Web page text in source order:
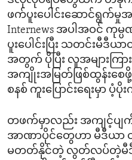
ဖက်ပူးပေါင်းဆောင်ရွက်မှုအဖ
Internews အပါအဝင် ကု
ပူးပေါင်းပြီး သတင်းမီဒီ
အတွက် ပိုပြီး လူအများကြာ
အကျိုးအမြတ်ဖြစ်ထွန်းစေ
စနစ် ကူးပြောင်းရေးမှာ ပံ့
တဖက်မှာလည်း အကျင့်ပျ
အာဏာပိုင်တွေဟာ မီဒီယာ
မတတ်နိုင်တဲ့ လွတ်လပ်တဲ့မီ